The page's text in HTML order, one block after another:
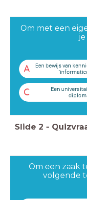
Om met een
A
Een bewijs van
C
Een
Slide 2 -
Om een zaak
volgende